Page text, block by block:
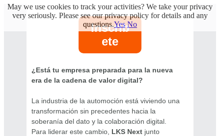
Inscríb
ete
¿Está tu empresa preparada para la nueva
era de la cadena de valor digital?
La industria de la automoción está viviendo una
transformación sin precedentes hacia la
soberanía del dato y la colaboración digital.
Para liderar este cambio, LKS Next junto
May we use cookies to track your activities? We take your privacy
very seriously. Please see our privacy policy for details and any
questions.Yes No